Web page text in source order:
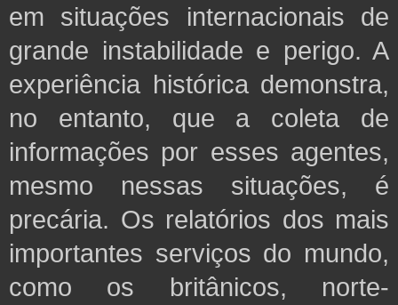
em situações internacionais de
grande instabilidade e perigo. A
experiência histórica demonstra,
no entanto, que a coleta de
informações por esses agentes,
mesmo nessas situações, é
precária. Os relatórios dos mais
importantes serviços do mundo,
como os britânicos, norte-